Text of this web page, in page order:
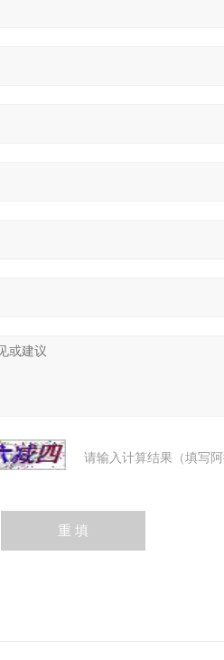
请输入计算结果（填写